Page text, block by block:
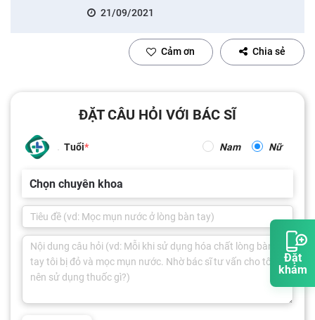
Đặt
khám
21/09/2021
Cảm ơn Chia sẻ
ĐẶT CÂU HỎI VỚI BÁC SĨ
Tuổi Nam Nữ
Chọn chuyên khoa